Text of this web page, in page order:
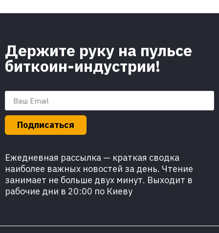
Держите руку на пульсе
биткоин-индустрии!
Подписаться
Ежедневная рассылка — краткая сводка
наиболее важных новостей за день. Чтение
занимает не больше двух минут. Выходит в
рабочие дни в 20:00 по Киеву